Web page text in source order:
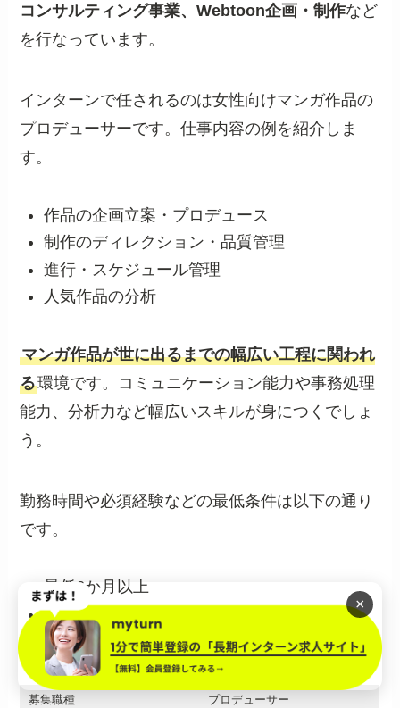
コンサルティング事業、Webtoon企画・制作など
を行なっています。
インターンで任されるのは女性向けマンガ作品の
プロデューサーです。仕事内容の例を紹介しま
す。
作品の企画立案・プロデュース
制作のディレクション・品質管理
進行・スケジュール管理
人気作品の分析
マンガ作品が世に出るまでの幅広い工程に関われ
る環境です。コミュニケーション能力や事務処理
能力、分析力など幅広いスキルが身につくでしょ
う。
勤務時間や必須経験などの最低条件は以下の通り
です。
最低6か月以上
1日6時間以上
週3日以上
募集職種 プロデューサー
×